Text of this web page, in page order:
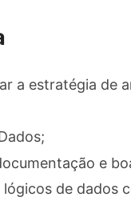
a estratégia de
e
de dados